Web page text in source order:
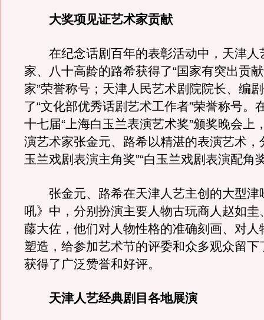
大奖项见证艺术家贡献
在纪念话剧百年的表彰活动中，天津人
家、八十高龄的路希获得了“国家有突出贡
家”荣誉称号；天津人民艺术剧院院长、编
了“文化部优秀话剧艺术工作者”荣誉称号。
十七届“上海白玉兰表演艺术奖”颁奖晚会上
演艺术家张金元、路希以精湛的表演艺术，
玉兰戏剧表演主角奖”“白玉兰戏剧表演配角
张金元、路希在天津人艺主创的大型津
吼》中，分别扮演主要人物古玩商人赵如圭
藤大佐，他们对人物性格的准确刻画、对人
塑造，给参加艺术节的评委和众多观众留下
获得了广泛赞誉和好评。
天津人艺经典剧目各地展演